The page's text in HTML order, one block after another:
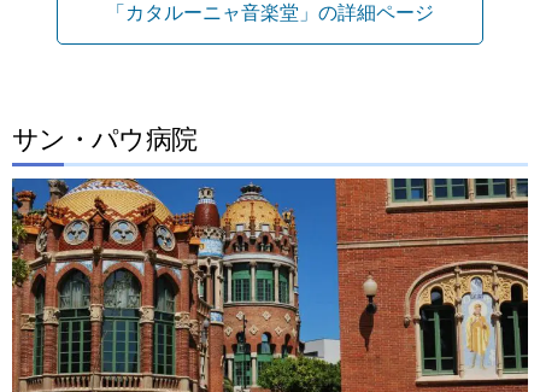
「カタルーニャ音楽堂」の詳細ページ
サン・パウ病院